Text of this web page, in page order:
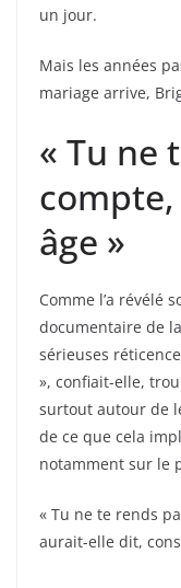
un jour.
Mais les années
mariage arrive,
« Tu ne
âge »
Comme l’a révélé
documentaire de
sérieuses
», confiait-elle,
surtout autour de
de ce que cela
notamment sur le
« Tu ne te rends
aurait-elle dit,